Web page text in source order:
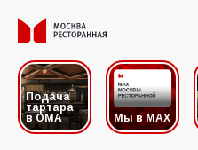
Подача
тартара
в ОМА
Мы в MAX